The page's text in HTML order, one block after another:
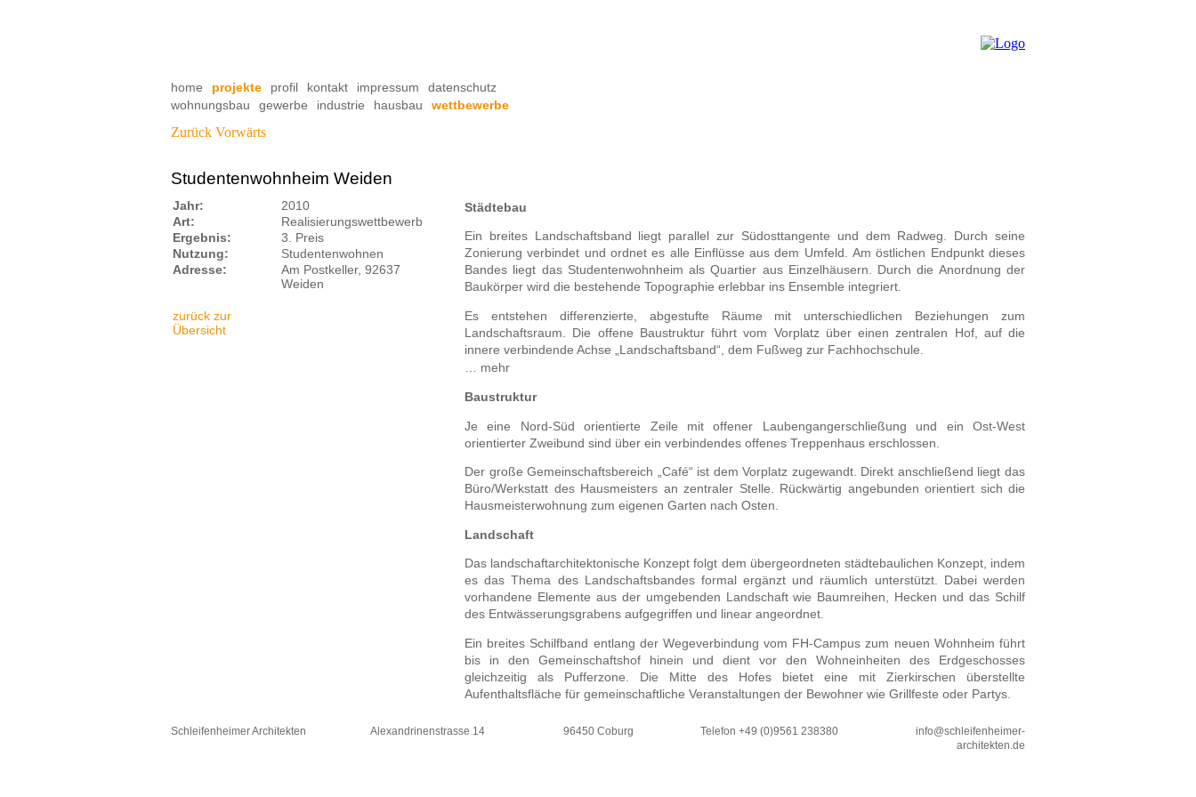
Navigation
überspringen
home projekte profil kontakt impressum
datenschutz
Navigation
wohnungsbau gewerbe industrie hausbau wettbewerbe
Zurück Vorwärts
Studentenwohnheim Weiden
zurück zur
Übersicht
Jahr:
2010
Art:
Realisierungswettbewerb
Ergebnis:
3. Preis
Nutzung:
Studentenwohnen
Adresse:
Am Postkeller, 92637
Weiden
Städtebau
Ein breites Landschaftsband liegt parallel zur Südosttangente und dem Radweg. Durch seine
Zonierung verbindet und ordnet es alle Einflüsse aus dem Umfeld. Am östlichen Endpunkt dieses
Bandes liegt das Studentenwohnheim als Quartier aus Einzelhäusern. Durch die Anordnung der
Baukörper wird die bestehende Topographie erlebbar ins Ensemble integriert.
Es entstehen differenzierte, abgestufte Räume mit unterschiedlichen Beziehungen zum
Landschaftsraum. Die offene Baustruktur führt vom Vorplatz über einen zentralen Hof, auf die
innere verbindende Achse „Landschaftsband“, dem Fußweg zur Fachhochschule.
… mehr
Baustruktur
Je eine Nord-Süd orientierte Zeile mit offener Laubengangerschließung und ein Ost-West
orientierter Zweibund sind über ein verbindendes offenes Treppenhaus erschlossen.
Der große Gemeinschaftsbereich „Café“ ist dem Vorplatz zugewandt. Direkt anschließend liegt das
Büro/Werkstatt des Hausmeisters an zentraler Stelle. Rückwärtig angebunden orientiert sich die
Hausmeisterwohnung zum eigenen Garten nach Osten.
Landschaft
Das landschaftarchitektonische Konzept folgt dem übergeordneten städtebaulichen Konzept, indem
es das Thema des Landschaftsbandes formal ergänzt und räumlich unterstützt. Dabei werden
vorhandene Elemente aus der umgebenden Landschaft wie Baumreihen, Hecken und das Schilf
des Entwässerungsgrabens aufgegriffen und linear angeordnet.
Ein breites Schilfband entlang der Wegeverbindung vom FH-Campus zum neuen Wohnheim führt
bis in den Gemeinschaftshof hinein und dient vor den Wohneinheiten des Erdgeschosses
gleichzeitig als Pufferzone. Die Mitte des Hofes bietet eine mit Zierkirschen überstellte
Aufenthaltsfläche für gemeinschaftliche Veranstaltungen der Bewohner wie Grillfeste oder Partys.
Schleifenheimer Architekten Alexandrinenstrasse 14 96450 Coburg Telefon +49 (0)9561 238380
info@schleifenheimer-
architekten.de